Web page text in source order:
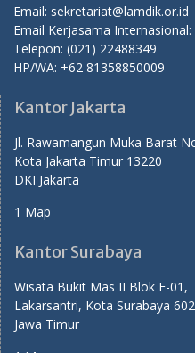
Email: sekretariat@lamdik.or.id
Email Kerjasama
Telepon: (021) 22488349
HP/WA: +62 81358850009
Kantor Jakarta
Jl. Rawamangun Muka Barat
Kota Jakarta Timur 13220
DKI Jakarta
1 Map
Kantor Surabaya
Wisata Bukit Mas II Blok F-01,
Lakarsantri, Kota Surabaya
Jawa Timur